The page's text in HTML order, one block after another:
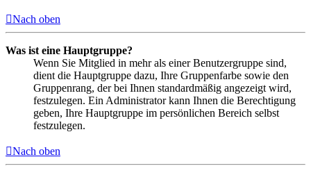
Nach oben
Was ist eine Hauptgruppe?
Wenn Sie Mitglied in mehr als einer Benutzergruppe sind,
dient die Hauptgruppe dazu, Ihre Gruppenfarbe sowie den
Gruppenrang, der bei Ihnen standardmäßig angezeigt wird,
festzulegen. Ein Administrator kann Ihnen die Berechtigung
geben, Ihre Hauptgruppe im persönlichen Bereich selbst
festzulegen.
Nach oben